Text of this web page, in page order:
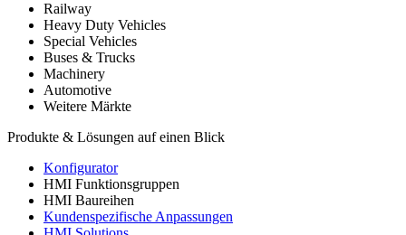
Railway
Heavy Duty Vehicles
Special Vehicles
Buses & Trucks
Machinery
Automotive
Weitere Märkte
Produkte & Lösungen auf einen Blick
Konfigurator
HMI Funktionsgruppen
HMI Baureihen
Kundenspezifische Anpassungen